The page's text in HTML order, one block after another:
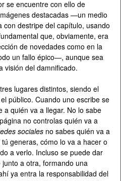
se encuentre con ello de
destacadas —un medio
destripe del capítulo, usando
que, obviamente, era
de novedades como en la
un fallo épico—, aunque sea
visión del damnificado.
lugares distintos, siendo el
público. Cuando uno escribe se
a quién va a llegar. No lo sabe
no controlas quién va a
sociales no sabes quién va a
generas, cómo lo va a hacer o
a verlo. Incluso se puede dar
a otra, formando una
ya entra la responsabilidad del